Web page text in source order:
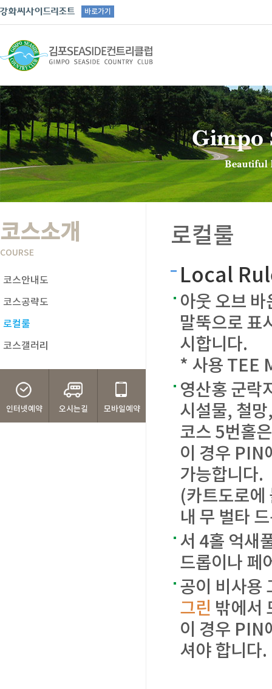
바로가기
코스소개
COURSE
코스안내도
코스공략도
로컬룰
코스갤러리
인터넷예약 오시는길 모바일예약
로컬룰
Local
아웃 오브
말뚝으로 표
시합니다.
* 사용 TEE
영산홍 군락
시설물, 철
코스 5번홀
이 경우 PIN
가능합니다.
(카트도로에
내 무 벌타
서 4홀 억새
드롭이나 페
공이 비사용
그린 밖에서
이 경우 PIN
셔야 합니다.